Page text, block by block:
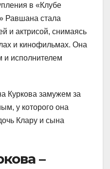
в «Клубе
Равшана стала
и актрисой, снимаясь
и кинофильмах. Она
и исполнителем
Куркова замужем за
у которого она
Клару и сына
–